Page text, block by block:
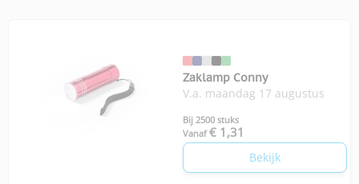
Zaklamp Conny
V.a. maandag 17 augustus
Bij 2500 stuks
Vanaf € 1,31
Bekijk